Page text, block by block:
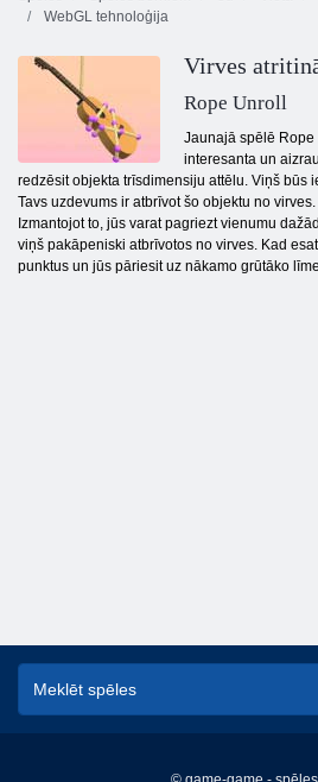
WebGL tehnoloģija
Virves
Rope Unroll
Jaunajā spēlē
interesanta un
redzēsit objekta trīsdimensiju attēlu. Viņš būs
Tavs uzdevums ir atbrīvot šo objektu no
Izmantojot to, jūs varat pagriezt vienumu
viņš pakāpeniski atbrīvotos no virves. Kad
punktus un jūs pāriesit uz nākamo grūtāko